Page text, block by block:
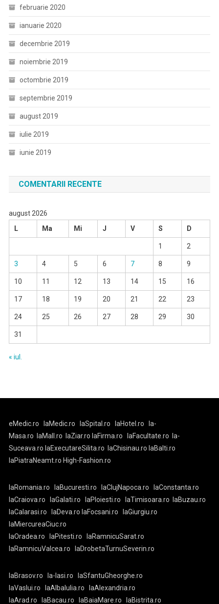
februarie 2020
ianuarie 2020
decembrie 2019
noiembrie 2019
octombrie 2019
septembrie 2019
august 2019
iulie 2019
iunie 2019
COMENTARII RECENTE
august 2026
L
Ma Mi J V S D
1 2
3 4 5 6 7 8 9
10 11 12 13 14 15 16
17 18 19 20 21 22 23
24 25 26 27 28 29 30
31
« iul.
eMedic.ro laMedic.ro laSpital.ro laHotel.ro
la-
Masa.ro
laMall.ro laZiar.ro laFirma.ro laFacultate.ro
la-
Suceava.ro laExecutareSilita.ro laChisinau.ro laBalti.ro
laPiatraNeamt.ro High-Fashion.ro
laRomania.ro laBucuresti.ro laClujNapoca.ro
laConstanta.ro
laCraiova.ro
laGalati.ro laPloiesti.ro laTimisoara.ro
laBuzau.ro
laCalarasi.ro
laDeva.ro laFocsani.ro
laGiurgiu.ro
laMiercureaCiuc.ro
laOradea.ro
laPitesti.ro
laRamnicuSarat.ro
laRamnicuValcea.ro
laDrobetaTurnuSeverin.ro
laBrasov.ro la-Iasi.ro
laSfantuGheorghe.ro
laVaslui.ro
laAlbaIulia.ro
laAlexandria.ro
laArad.ro
laBacau.ro laBaiaMare.ro laBistrita.ro